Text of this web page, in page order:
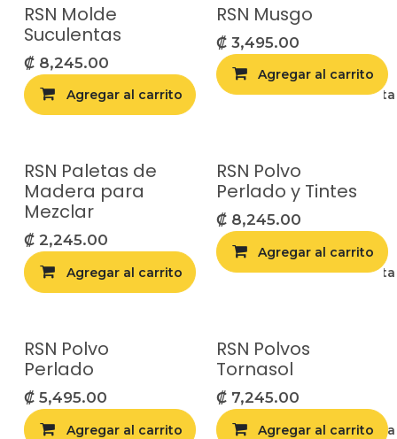
RSN Molde
Suculentas
₡ 8,245.00
Agregar al carrito Agregar a la
RSN Musgo
₡ 3,495.00
Agregar al carrito
RSN Paletas de
Madera para
Mezclar
₡ 2,245.00
Agregar al carrito Agregar a la
RSN Polvo
Perlado y Tintes
₡ 8,245.00
Agregar al carrito
RSN Polvo
Perlado
₡ 5,495.00
Agregar al carrito Agregar a la
RSN Polvos
Tornasol
₡ 7,245.00
Agregar al carrito